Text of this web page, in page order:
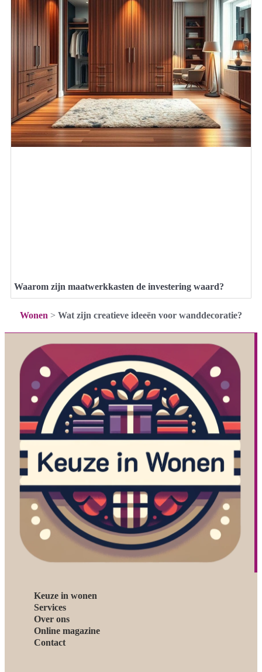
Waarom zijn maatwerkkasten de investering waard?
Wonen > Wat zijn creatieve ideeën voor wanddecoratie?
Keuze in wonen
Services
Over ons
Online magazine
Contact